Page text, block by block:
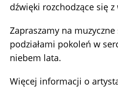
dźwięki rozchodzące się z
Zapraszamy na
podziałami pokoleń w
niebem lata.
Więcej informacji o